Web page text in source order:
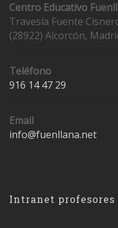
Centro Educativo
Travesía Fuente
(28922) Alcorcón,
Teléfono
916 14 47 29
Email
info@fuenllana.net
Intranet profesores